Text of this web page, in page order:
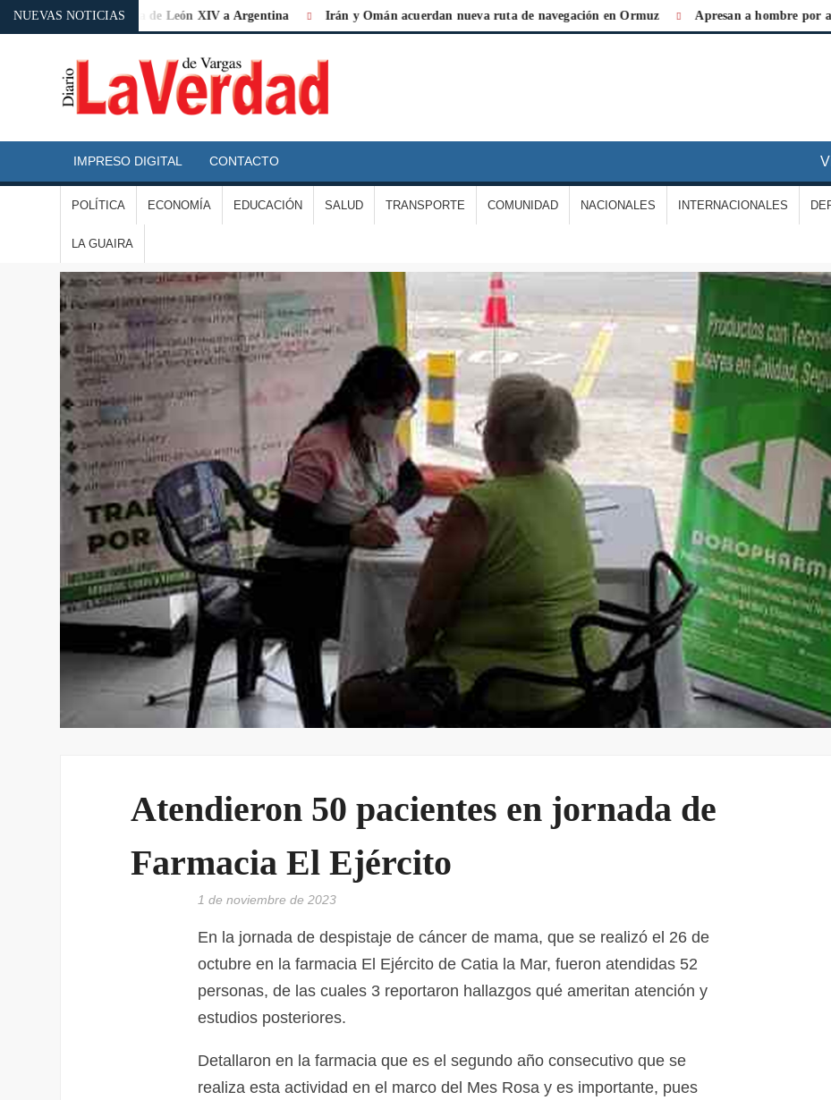
NUEVAS NOTICIAS
«histórica» la visita de León XIV a Argentina Irán y Omán acuerdan nueva ruta de navegación en Ormuz Apresan a hombre por
LA
VERDAD
DE
VARGAS
IMPRESO DIGITAL CONTACTO
POLÍTICA ECONOMÍA EDUCACIÓN SALUD TRANSPORTE COMUNIDAD NACIONALES INTERNACIONALES
LA GUAIRA
Atendieron 50 pacientes en jornada de
Farmacia El Ejército
1 de noviembre de 2023
En la jornada de despistaje de cáncer de mama, que se realizó el 26 de
octubre en la farmacia El Ejército de Catia la Mar, fueron atendidas 52
personas, de las cuales 3 reportaron hallazgos qué ameritan atención y
estudios posteriores.
Detallaron en la farmacia que es el segundo año consecutivo que se
realiza esta actividad en el marco del Mes Rosa y es importante, pues